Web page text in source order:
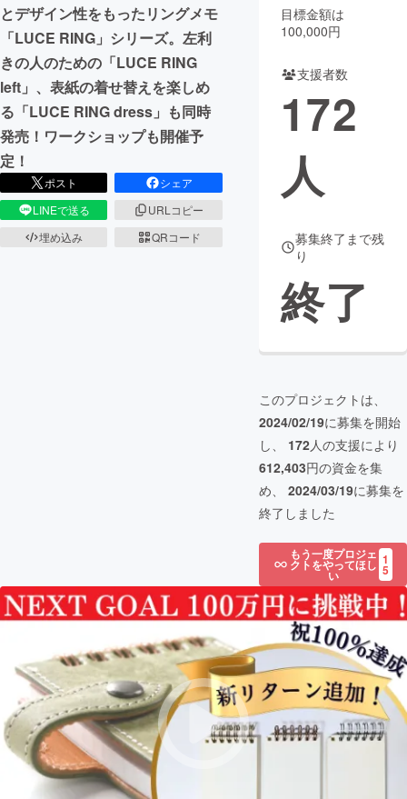
CAMPFIREふるさと納税machi-ya コミュニティ
とデザイン性をもったリングメモ
「LUCE RING」シリーズ。左利
きの人のための「LUCE RING
left」、表紙の着せ替えを楽しめ
る「LUCE RING dress」も同時
発売！ワークショップも開催予
定！
ポスト
シェア
LINEで送る
URLコピー
埋め込み
QRコード
目標金額は
100,000円
支援者数
172
人
募集終了まで残
り
終了
このプロジェクトは、
2024/02/19に募集を開始
し、 172人の支援により
612,403円の資金を集
め、 2024/03/19に募集を
終了しました
もう一度プロジェ
クトをやってほし
い
1
5